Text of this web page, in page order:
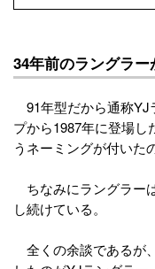
34年前のラングラ
91年型だから通称YJ
プから1987年に登場
うネーミングが付いた
ちなみにラングラー
し続けている。
全くの余談であるが